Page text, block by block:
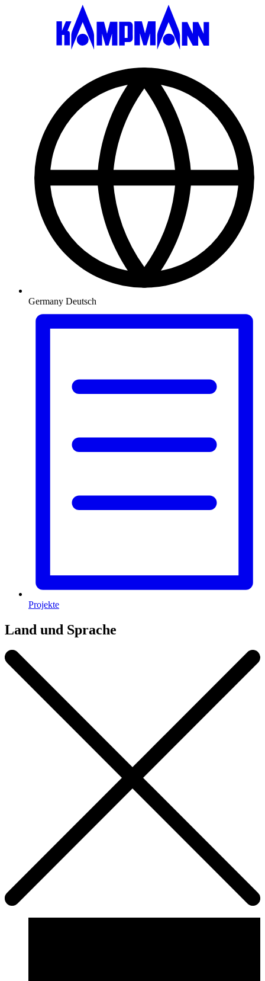
Germany Deutsch
Projekte
Land und Sprache